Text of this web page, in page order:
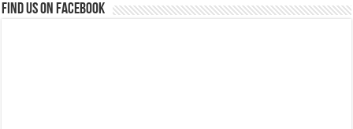
Find us on Facebook